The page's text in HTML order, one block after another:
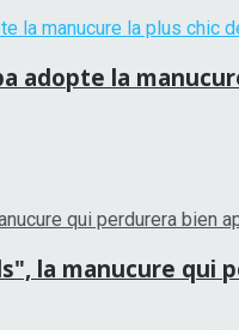
adopte la
la manucure qui